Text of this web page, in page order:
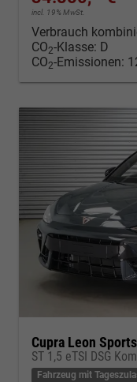
incl. 19% MwSt.
Verbrauch
CO2-Klasse: D
CO2-Emissionen:
Cupra Leon
ST 1,5 eTSI DSG
Fahrzeug mit